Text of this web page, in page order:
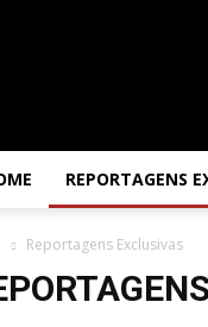
REPORTAGENS
Reportagens Exclusivas